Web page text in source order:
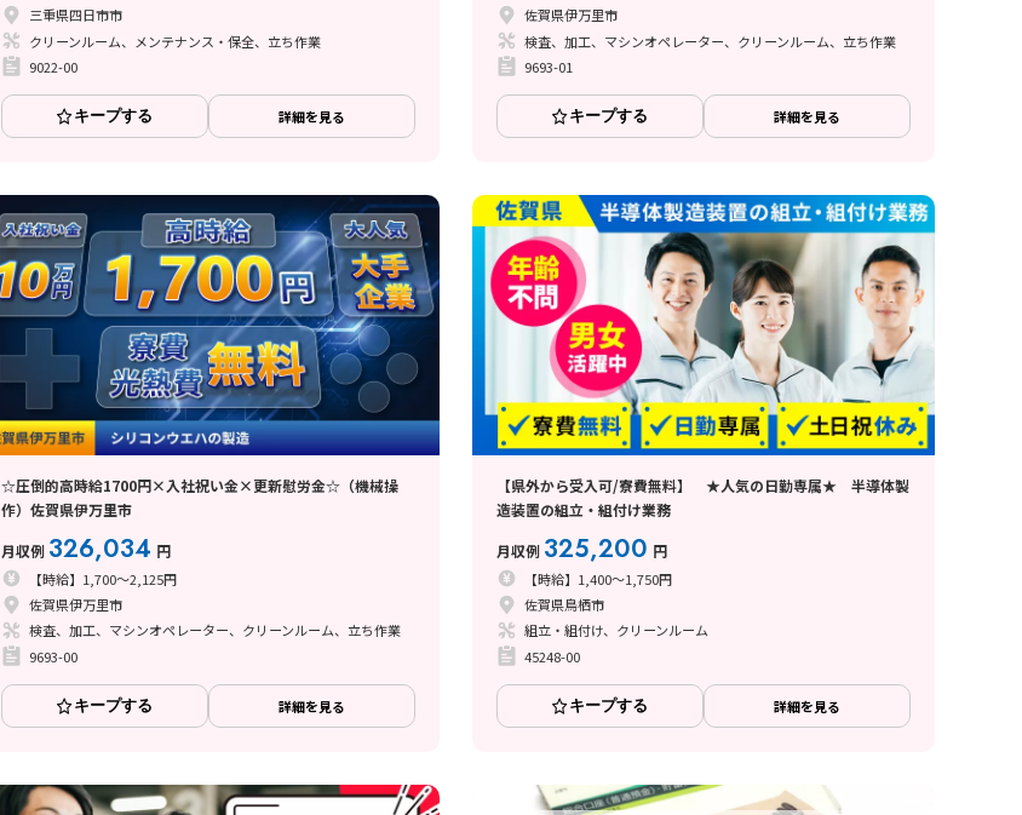
三重県四日市市
クリーンルーム、メンテナンス・保全、立ち作業
9022-00
キープする 詳細を見る
佐賀県伊万里市
検査、加工、マシンオペレーター、クリーンルーム、立ち作業
9693-01
キープする 詳細を見る
☆圧倒的高時給1700円×入社祝い金×更新慰労金☆（機械操
作）佐賀県伊万里市
月収例 326,034 円
【時給】1,700～2,125円
佐賀県伊万里市
検査、加工、マシンオペレーター、クリーンルーム、立ち作業
9693-00
キープする 詳細を見る
【県外から受入可/寮費無料】 ★人気の日勤専属★ 半導体製
造装置の組立・組付け業務
月収例 325,200 円
【時給】1,400～1,750円
佐賀県鳥栖市
組立・組付け、クリーンルーム
45248-00
キープする 詳細を見る